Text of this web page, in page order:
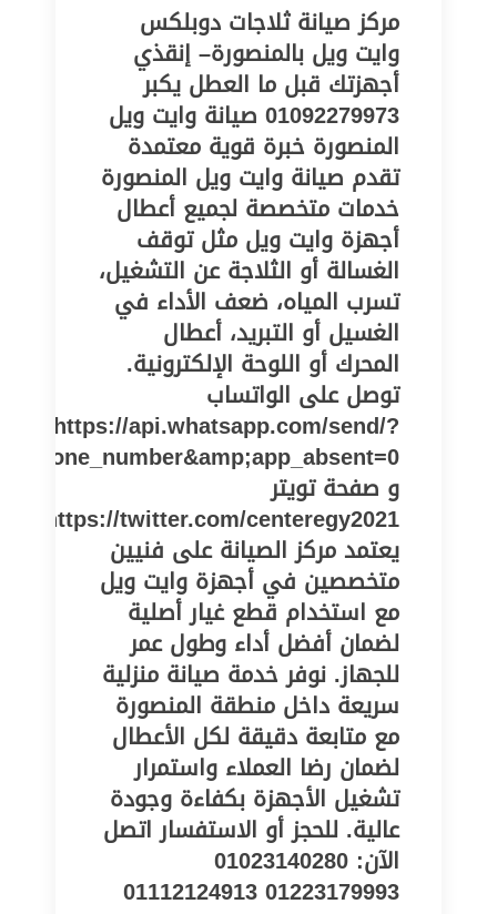
مركز صيانة ثلاجات دوبلكس
وايت ويل بالمنصورة– إنقذي
أجهزتك قبل ما العطل يكبر
01092279973 صيانة وايت ويل
المنصورة خبرة قوية معتمدة
تقدم صيانة وايت ويل المنصورة
خدمات متخصصة لجميع أعطال
أجهزة وايت ويل مثل توقف
الغسالة أو الثلاجة عن التشغيل،
تسرب المياه، ضعف الأداء في
الغسيل أو التبريد، أعطال
المحرك أو اللوحة الإلكترونية.
توصل على الواتساب
https://api.whatsapp.com/send/?
و صفحة تويتر
https://twitter.com/centeregy2021
يعتمد مركز الصيانة على فنيين
متخصصين في أجهزة وايت ويل
مع استخدام قطع غيار أصلية
لضمان أفضل أداء وطول عمر
للجهاز. نوفر خدمة صيانة منزلية
سريعة داخل منطقة المنصورة
مع متابعة دقيقة لكل الأعطال
لضمان رضا العملاء واستمرار
تشغيل الأجهزة بكفاءة وجودة
عالية. للحجز أو الاستفسار اتصل
الآن: 01023140280
01223179993 01112124913